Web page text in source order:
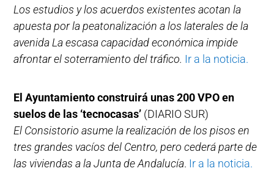
Los estudios y los acuerdos existentes acotan la
apuesta por la peatonalización a los laterales de la
avenida La escasa capacidad económica impide
afrontar el soterramiento del tráfico. Ir a la noticia.
El Ayuntamiento construirá unas 200 VPO en
suelos de las ‘tecnocasas’ (DIARIO SUR)
El Consistorio asume la realización de los pisos en
tres grandes vacíos del Centro, pero cederá parte de
las viviendas a la Junta de Andalucía. Ir a la noticia.